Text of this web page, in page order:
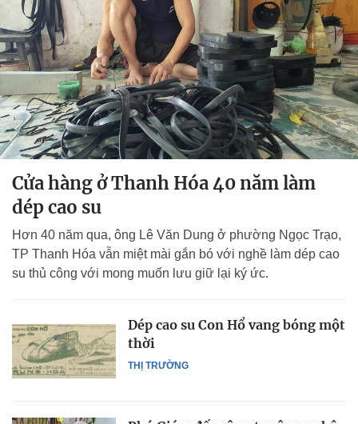
Cửa hàng ở Thanh Hóa 40 năm làm
dép cao su
Hơn 40 năm qua, ông Lê Văn Dung ở phường Ngọc Trạo,
TP Thanh Hóa vẫn miệt mài gắn bó với nghề làm dép cao
su thủ công với mong muốn lưu giữ lại ký ức.
THỊ TRƯỜNG
Dép cao su Con Hổ vang bóng một
thời